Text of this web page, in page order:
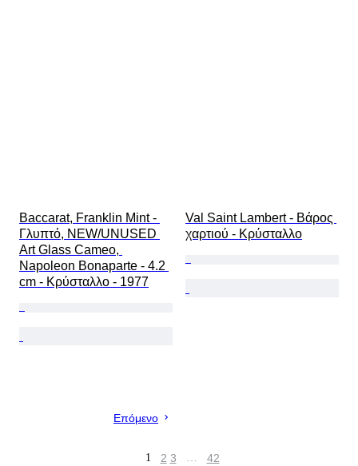
Baccarat, Franklin Mint -
Γλυπτό, NEW/UNUSED
Art Glass Cameo,
Napoleon Bonaparte - 4.2
cm - Κρύσταλλο - 1977
Val Saint Lambert - Βάρος
χαρτιού - Κρύσταλλο
Επόμενο
1 2 3 … 42